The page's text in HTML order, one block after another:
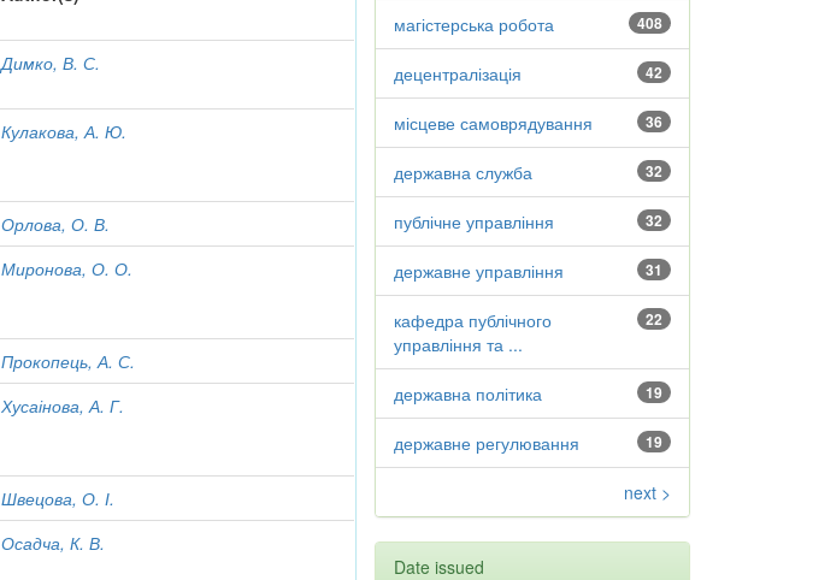
Димко, В. С.
Кулакова, А. Ю.
Орлова, О. В.
Миронова, О. О.
Прокопець, А. С.
Хусаінова, А. Г.
Швецова, О. І.
Осадча, К. В.
408
магістерська робота
42
децентралізація
36
місцеве самоврядування
32
державна служба
32
публічне управління
31
державне управління
22
кафедра публічного
управління та ...
19
державна політика
19
державне регулювання
next >
Date issued